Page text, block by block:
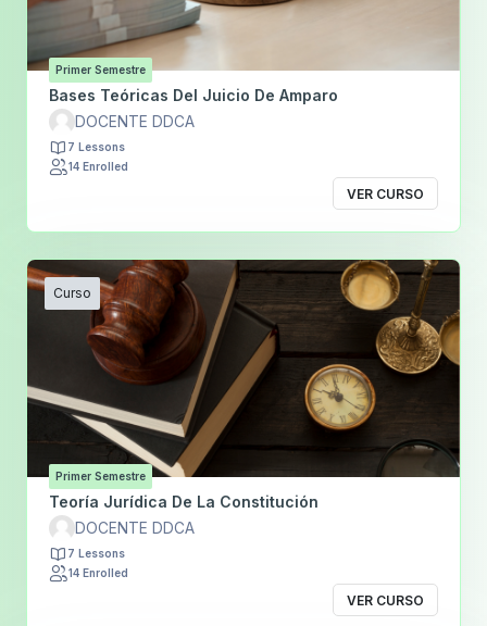
Primer Semestre
Bases Teóricas Del Juicio De Amparo
DOCENTE DDCA
7 Lessons
14 Enrolled
VER CURSO
Curso
Primer Semestre
Teoría Jurídica De La Constitución
DOCENTE DDCA
7 Lessons
14 Enrolled
VER CURSO